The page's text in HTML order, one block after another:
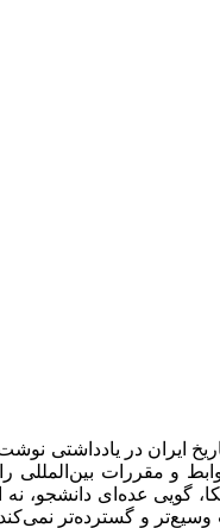
ایران در یادداشتی
و مقررات
گویی عده‌ای
و گسترده‌تر